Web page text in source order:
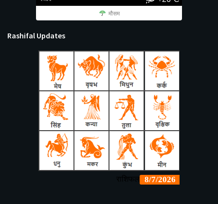
मौसम
Rashifal Updates